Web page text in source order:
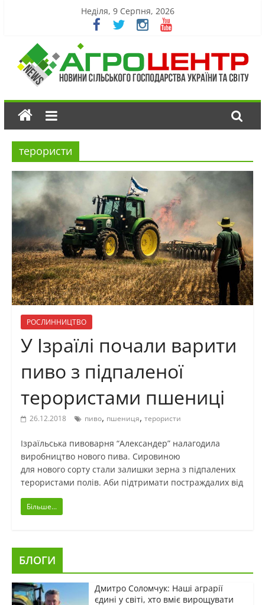
Неділя, 9 Серпня, 2026
терористи
РОСЛИННИЦТВО
У Ізраїлі почали варити
пиво з підпаленої
терористами пшениці
26.12.2018 пиво, пшениця, терористи
Ізраїльська пивоварня “Александер” налагодила
виробництво нового пива. Сировиною
для нового сорту стали залишки зерна з підпалених
терористами полів. Аби підтримати постраждалих від
Більше...
БЛОГИ
Дмитро Соломчук: Наші аграрії
єдині у світі, хто вміє вирощувати